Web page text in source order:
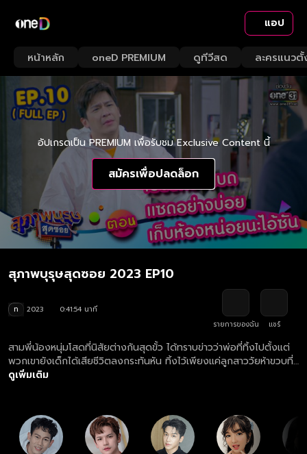
แอป
หน้าหลัก oneD PREMIUM ดูทีวีสด ละครแนวตั้
อัปเกรดเป็น PREMIUM เพื่อรับชม Exclusive Content นี้
สมัครเพื่อปลดล็อก
สุภาพบุรุษสุดซอย 2023 EP10
ท 2023
0:41:54 นาที
รายการของฉัน
แชร์
สามพี่น้องหนุ่มโสดที่นิสัยต่างกันสุดขั้ว ได้ทราบข่าวว่าพ่อที่ทิ้งไปตั้งแต่
พวกเขายังเด็กได้เสียชีวิตลงกระทันหัน ทิ้งไว้เพียงแค่ลูกสาววัยห้าขวบที่
เกิดกับภรรยาใหม่ พวกเขาจึงตัดสินใจรับบทคุณพ่อจำเป็น เพื่อไม่ให้น้อง
ดูเพิ่มเติม